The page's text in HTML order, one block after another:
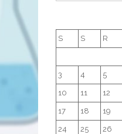
S S R
3 4 5
10 11 12
17 18 19
24 25 26